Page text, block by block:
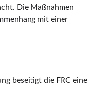
Die Maßnahmen
mit einer
beseitigt die FRC eine